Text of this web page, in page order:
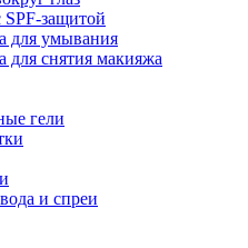
защитой
для умывания
для снятия макияжа
гели
и спреи